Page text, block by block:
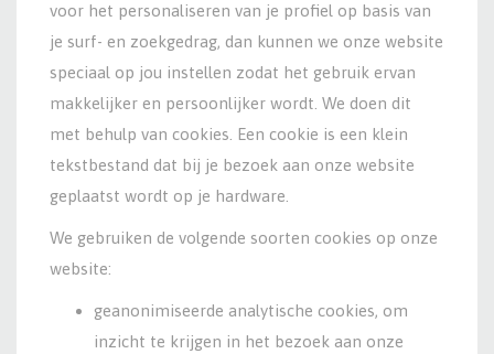
voor het personaliseren van je profiel op basis van
je surf- en zoekgedrag, dan kunnen we onze website
speciaal op jou instellen zodat het gebruik ervan
makkelijker en persoonlijker wordt. We doen dit
met behulp van cookies. Een cookie is een klein
tekstbestand dat bij je bezoek aan onze website
geplaatst wordt op je hardware.
We gebruiken de volgende soorten cookies op onze
website:
geanonimiseerde analytische cookies, om
inzicht te krijgen in het bezoek aan onze